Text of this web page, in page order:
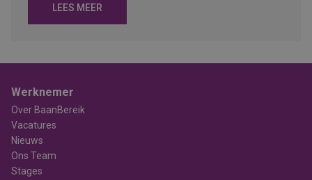
LEES MEER
Werknemer
Over BaanBereik
Vacatures
Nieuws
Ons Team
Stages